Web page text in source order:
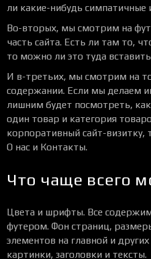
ли какие-нибудь симпатичные
Во-вторых, мы смотрим на
часть сайта. Есть ли там то,
то можно ли это туда
И в-третьих, мы смотрим на
содержании. Если мы делаем
лишним будет посмотреть,
один товар и категория
корпоративный сайт-
О нас и Контакты.
Что чаще всего
Цвета и шрифты. Все
футером. Фон страниц,
элементов на главной и
картинки, заголовки и тексты.